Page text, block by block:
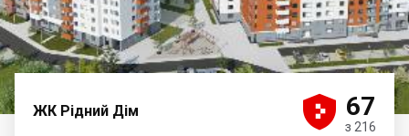
ЖК Рідний Дім 



 67
з 216